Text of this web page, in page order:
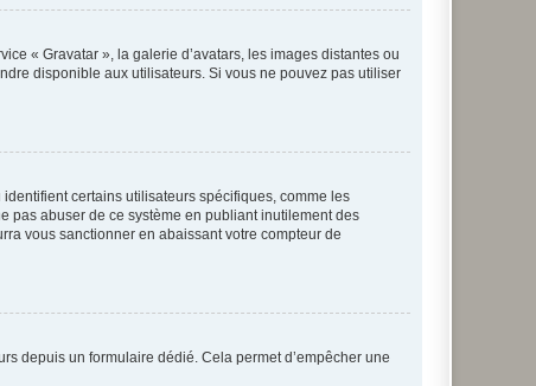
« Gravatar », la galerie d’avatars, les images distantes ou
disponible aux utilisateurs. Si vous ne pouvez pas utiliser
certains utilisateurs spécifiques, comme les
pas abuser de ce système en publiant inutilement des
vous sanctionner en abaissant votre compteur de
depuis un formulaire dédié. Cela permet d’empêcher une